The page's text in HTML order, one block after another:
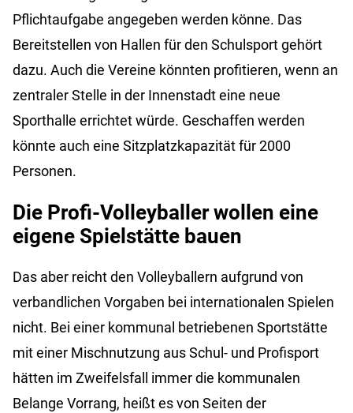
Pflichtaufgabe angegeben werden könne. Das
Bereitstellen von Hallen für den Schulsport gehört
dazu. Auch die Vereine könnten profitieren, wenn an
zentraler Stelle in der Innenstadt eine neue
Sporthalle errichtet würde. Geschaffen werden
könnte auch eine Sitzplatzkapazität für 2000
Personen.
Die Profi-Volleyballer wollen eine
eigene Spielstätte bauen
Das aber reicht den Volleyballern aufgrund von
verbandlichen Vorgaben bei internationalen Spielen
nicht. Bei einer kommunal betriebenen Sportstätte
mit einer Mischnutzung aus Schul- und Profisport
hätten im Zweifelsfall immer die kommunalen
Belange Vorrang, heißt es von Seiten der